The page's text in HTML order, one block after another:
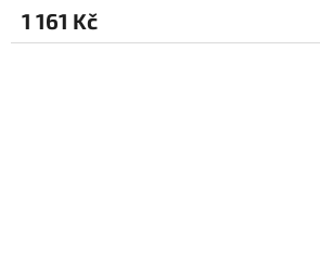
1 161 Kč